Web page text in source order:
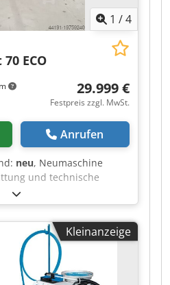
1 /4
ECO
29.999 €
Festpreis zzgl. MwSt.
Anrufen
neu, Neumaschine
und technische
mit:
Rahmen aus Stahl,
Lamellen-
6 Elementen, Lamellen-
mit 5 Elementen Lamellen-
Ganner) für dicht
Kleinanzeige